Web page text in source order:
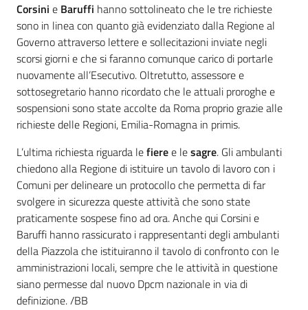
Corsini e Baruffi hanno sottolineato che le tre richieste
sono in linea con quanto già evidenziato dalla Regione al
Governo attraverso lettere e sollecitazioni inviate negli
scorsi giorni e che si faranno comunque carico di portarle
nuovamente all’Esecutivo. Oltretutto, assessore e
sottosegretario hanno ricordato che le attuali proroghe e
sospensioni sono state accolte da Roma proprio grazie alle
richieste delle Regioni, Emilia-Romagna in primis.
L’ultima richiesta riguarda lefieree lesagre. Gli ambulanti
chiedono alla Regione di istituire un tavolo di lavoro con i
Comuni per delineare un protocollo che permetta di far
svolgere in sicurezza queste attività che sono state
praticamente sospese fino ad ora. Anche qui Corsini e
Baruffi hanno rassicurato i rappresentanti degli ambulanti
della Piazzola che istituiranno il tavolo di confronto con le
amministrazioni locali, sempre che le attività in questione
siano permesse dal nuovo Dpcm nazionale in via di
definizione. /BB